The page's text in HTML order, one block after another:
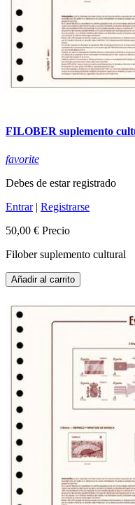
FILOBER suplemento
favorite
Debes de estar registrado
Entrar| Registrarse
50,00 € Precio
Filober suplemento cultural
Añadir al carrito